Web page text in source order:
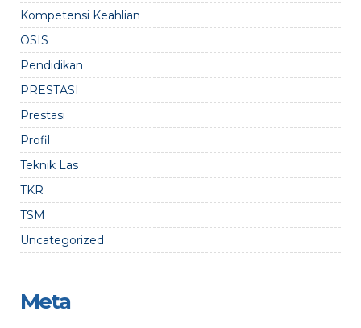
Kompetensi Keahlian
OSIS
Pendidikan
PRESTASI
Prestasi
Profil
Teknik Las
TKR
TSM
Uncategorized
Meta